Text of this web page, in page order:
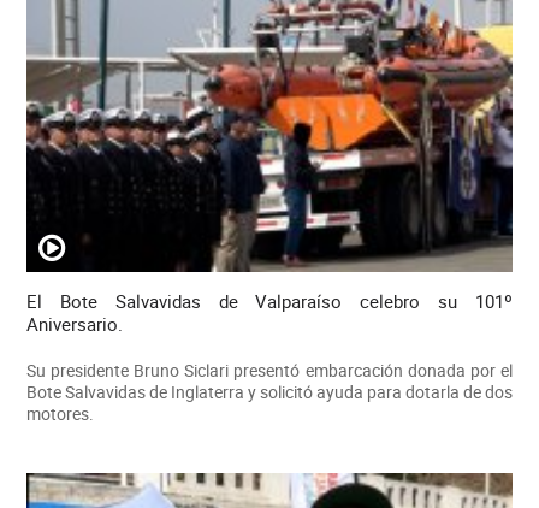
El Bote Salvavidas de Valparaíso celebro su 101º
Aniversario.
Su presidente Bruno Siclari presentó embarcación donada por el
Bote Salvavidas de Inglaterra y solicitó ayuda para dotarla de dos
motores.